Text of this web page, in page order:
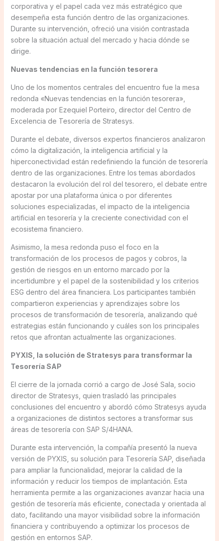
corporativa y el papel cada vez más estratégico que
desempeña esta función dentro de las organizaciones.
Durante su intervención, ofreció una visión contrastada
sobre la situación actual del mercado y hacia dónde se
dirige.
Nuevas tendencias en la función tesorera
Uno de los momentos centrales del encuentro fue la mesa
redonda «Nuevas tendencias en la función tesorera»,
moderada por Ezequiel Porteiro, director del Centro de
Excelencia de Tesorería de Stratesys.
Durante el debate, diversos expertos financieros analizaron
cómo la digitalización, la inteligencia artificial y la
hiperconectividad están redefiniendo la función de tesorería
dentro de las organizaciones. Entre los temas abordados
destacaron la evolución del rol del tesorero, el debate entre
apostar por una plataforma única o por diferentes
soluciones especializadas, el impacto de la inteligencia
artificial en tesorería y la creciente conectividad con el
ecosistema financiero.
Asimismo, la mesa redonda puso el foco en la
transformación de los procesos de pagos y cobros, la
gestión de riesgos en un entorno marcado por la
incertidumbre y el papel de la sostenibilidad y los criterios
ESG dentro del área financiera. Los participantes también
compartieron experiencias y aprendizajes sobre los
procesos de transformación de tesorería, analizando qué
estrategias están funcionando y cuáles son los principales
retos que afrontan actualmente las organizaciones.
PYXIS, la solución de Stratesys para transformar la
Tesorería SAP
El cierre de la jornada corrió a cargo de José Sala, socio
director de Stratesys, quien trasladó las principales
conclusiones del encuentro y abordó cómo Stratesys ayuda
a organizaciones de distintos sectores a transformar sus
áreas de tesorería con SAP S/4HANA.
Durante esta intervención, la compañía presentó la nueva
versión de PYXIS, su solución para Tesorería SAP, diseñada
para ampliar la funcionalidad, mejorar la calidad de la
información y reducir los tiempos de implantación. Esta
herramienta permite a las organizaciones avanzar hacia una
gestión de tesorería más eficiente, conectada y orientada al
dato, facilitando una mayor visibilidad sobre la información
financiera y contribuyendo a optimizar los procesos de
gestión en entornos SAP.